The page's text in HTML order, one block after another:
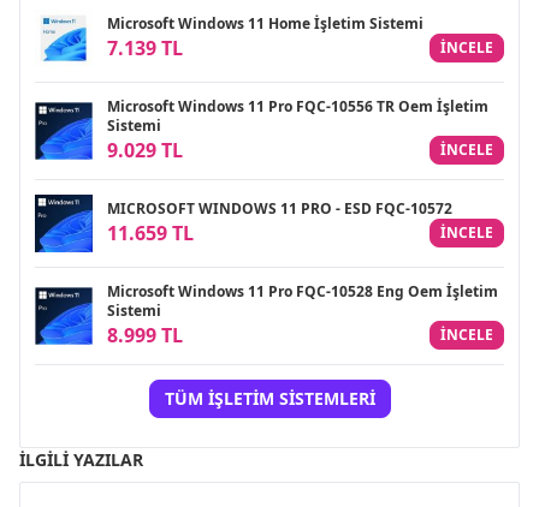
Microsoft Windows 11 Home İşletim Sistemi
7.139 TL INCELE
Microsoft Windows 11 Pro FQC-10556 TR Oem İşletim
Sistemi
9.029 TL INCELE
MICROSOFT WINDOWS 11 PRO - ESD FQC-10572
11.659 TL INCELE
Microsoft Windows 11 Pro FQC-10528 Eng Oem İşletim
Sistemi
8.999 TL INCELE
TÜM İŞLETIM SISTEMLERI
İLGILI YAZILAR